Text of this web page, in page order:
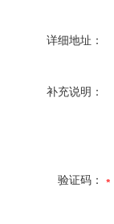
详细地址：
补充说明：
验证码：